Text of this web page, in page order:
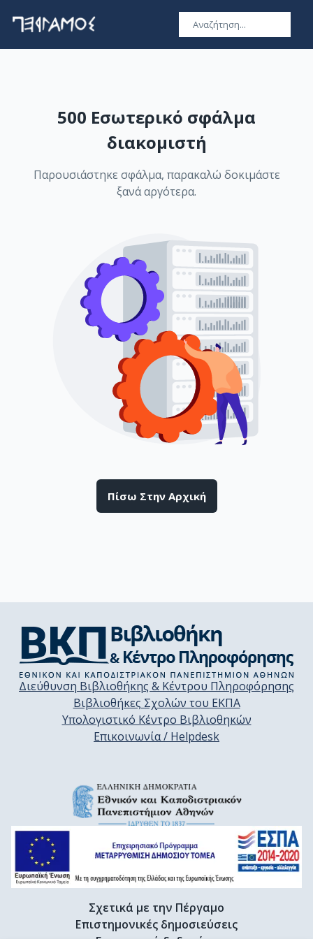
500 Εσωτερικό σφάλμα
διακομιστή
Παρουσιάστηκε σφάλμα, παρακαλώ δοκιμάστε
ξανά αργότερα.
Πίσω Στην Αρχική
Διεύθυνση Βιβλιοθήκης & Κέντρου Πληροφόρησης
Βιβλιοθήκες Σχολών του ΕΚΠΑ
Υπολογιστικό Κέντρο Βιβλιοθηκών
Επικοινωνία / Helpdesk
Σχετικά με την Πέργαμο
Επιστημονικές δημοσιεύσεις